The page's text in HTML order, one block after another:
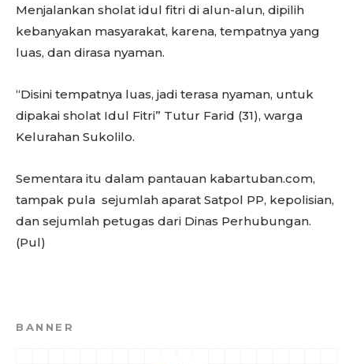
Menjalankan sholat idul fitri di alun-alun, dipilih
kebanyakan masyarakat, karena, tempatnya yang
luas, dan dirasa nyaman.
“Disini tempatnya luas, jadi terasa nyaman, untuk
dipakai sholat Idul Fitri” Tutur Farid (31), warga
Kelurahan Sukolilo.
Sementara itu dalam pantauan kabartuban.com,
tampak pula sejumlah aparat Satpol PP, kepolisian,
dan sejumlah petugas dari Dinas Perhubungan.
(Pul)
BANNER